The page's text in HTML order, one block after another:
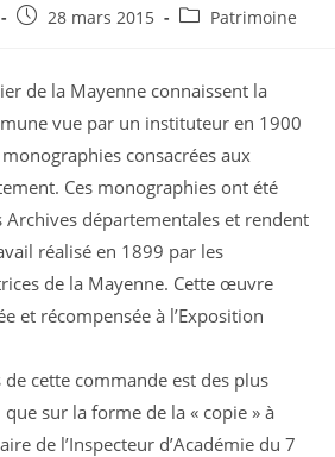
Publication
28 mars 2015
Post Patrimoine
de la Mayenne connaissent la
vue par un instituteur en 1900
monographies consacrées aux
Ces monographies ont été
Archives départementales et rendent
réalisé en 1899 par les
de la Mayenne. Cette œuvre
et récompensée à l’Exposition
de cette commande est des plus
sur la forme de la « copie » à
de l’Inspecteur d’Académie du 7